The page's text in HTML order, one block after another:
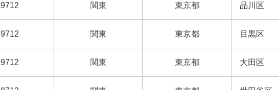
9712 関東 東京都 品川区
9712 関東 東京都 目黒区
9712 関東 東京都 大田区